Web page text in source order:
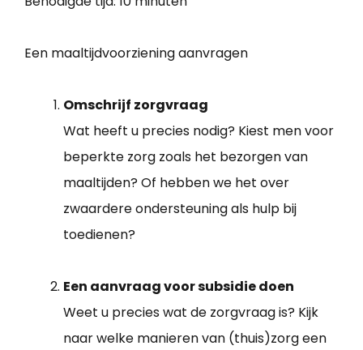
Een maaltijdvoorziening aanvragen
Omschrijf zorgvraag
Wat heeft u precies nodig? Kiest men voor
beperkte zorg zoals het bezorgen van
maaltijden? Of hebben we het over
zwaardere ondersteuning als hulp bij
toedienen?
Een aanvraag voor subsidie doen
Weet u precies wat de zorgvraag is? Kijk
naar welke manieren van (thuis)zorg een